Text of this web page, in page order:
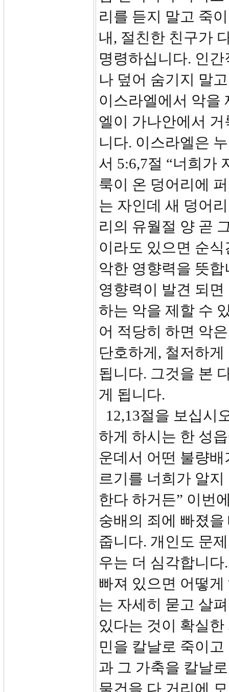
리를 듣지 말고 죽
내, 절친한 친구가
명령하십니다. 인
나 덮어 숨기지 말
이스라엘에서 악을
엘이 가나안에서
니다. 이스라엘은
서 5:6,7절 “너희가
룩이 온 덩어리에
는 자인데 새 덩어
리의 유월절 양 곧
이라도 있으면 순
악한 영향력을 뜻
영향력이 발견 되
하는 악을 제할 수
어 적당히 하면 악
단호하게, 철저하
됩니다. 그것을 본
게 됩니다.
12,13절을 보십시
하게 하시는 한 성
운데서 어떤 불량
르기를 너희가 알
한다 하거든” 이번
숭배의 죄에 빠졌
줍니다. 개인도 문
우는 더 심각합니
빠져 있으면 어떻게
는 자세히 묻고 살
있다는 것이 확실
민을 칼날로 죽이
과 그 가축을 칼날
물건을 다 거리에